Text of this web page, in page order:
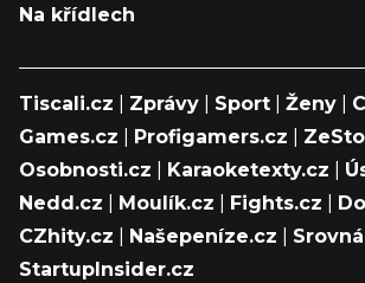
Na křídlech
Tiscali.cz Zprávy Sport Ženy
Games.cz
Profigamers.cz
Osobnosti.cz
Karaoketexty.cz
Nedd.cz
Moulík.cz Fights.cz
CZhity.cz
Našepeníze.cz
StartupInsider.cz